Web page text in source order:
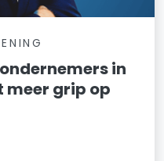
in
meer grip op